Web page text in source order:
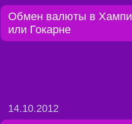
Обмен валюты в Хампи
или Гокарне
14.10.2012